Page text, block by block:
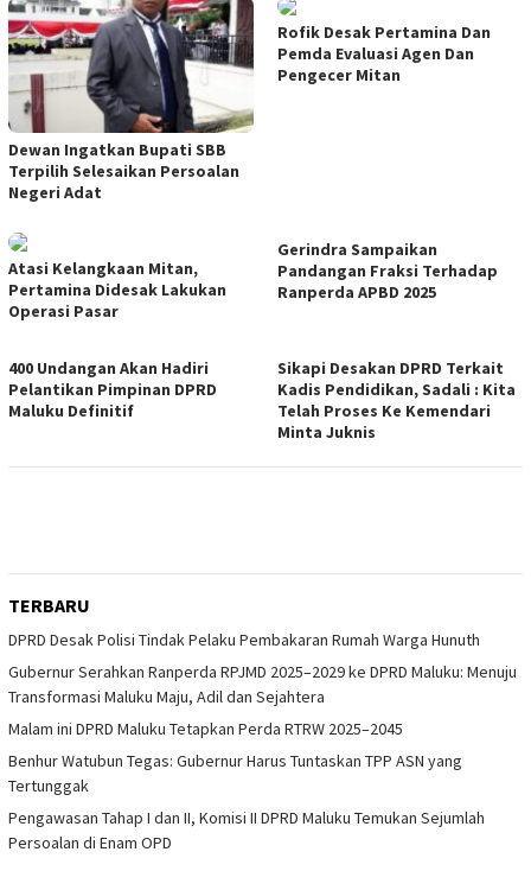
Dewan Ingatkan Bupati SBB
Terpilih Selesaikan Persoalan
Negeri Adat
Rofik Desak Pertamina Dan
Pemda Evaluasi Agen Dan
Pengecer Mitan
Atasi Kelangkaan Mitan,
Pertamina Didesak Lakukan
Operasi Pasar
Gerindra Sampaikan
Pandangan Fraksi Terhadap
Ranperda APBD 2025
400 Undangan Akan Hadiri
Pelantikan Pimpinan DPRD
Maluku Definitif
Sikapi Desakan DPRD Terkait
Kadis Pendidikan, Sadali : Kita
Telah Proses Ke Kemendari
Minta Juknis
TERBARU
DPRD Desak Polisi Tindak Pelaku Pembakaran Rumah Warga Hunuth
Gubernur Serahkan Ranperda RPJMD 2025–2029 ke DPRD Maluku: Menuju
Transformasi Maluku Maju, Adil dan Sejahtera
Malam ini DPRD Maluku Tetapkan Perda RTRW 2025–2045
Benhur Watubun Tegas: Gubernur Harus Tuntaskan TPP ASN yang
Tertunggak
Pengawasan Tahap I dan II, Komisi II DPRD Maluku Temukan Sejumlah
Persoalan di Enam OPD